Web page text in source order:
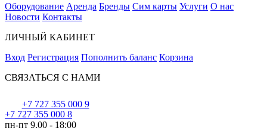
Оборудование Аренда Бренды Сим карты Услуги О нас
Новости Контакты
ЛИЧНЫЙ КАБИНЕТ
Вход Регистрация Пополнить баланс Корзина
СВЯЗАТЬСЯ С НАМИ
+7 727 355 000 9
+7 727 355 000 8
пн-пт 9.00 - 18:00